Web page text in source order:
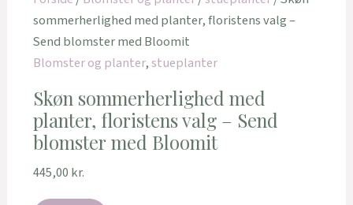
sommerherlighed med planter, floristens valg –
Send blomster med Bloomit
Blomster og planter,stueplanter
Skøn sommerherlighed med
planter, floristens valg – Send
blomster med Bloomit
445,00 kr.